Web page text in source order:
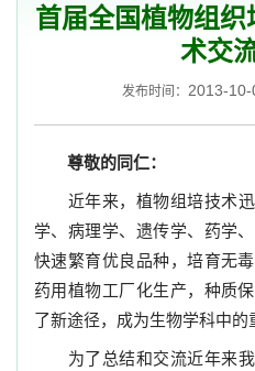
首届全国植物组
术交
发布时间： 2013-10-
尊敬的同仁：
近年来，植物组培技术
学、病理学、遗传学、药学
快速繁育优良品种，培育无
药用植物工厂化生产，种质
了新途径，成为生物学科中的
为了总结和交流近年来